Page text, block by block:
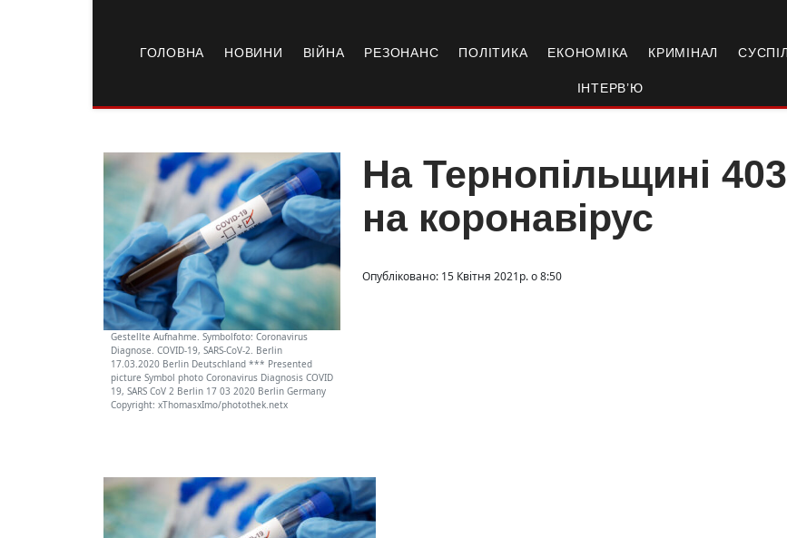
ГОЛОВНА НОВИНИ ВІЙНА РЕЗОНАНС ПОЛІТИКА ЕКОНОМІКА КРИМІНАЛ
ІНТЕРВ’Ю
Gestellte Aufnahme. Symbolfoto: Coronavirus
Diagnose. COVID-19, SARS-CoV-2. Berlin
17.03.2020 Berlin Deutschland *** Presented
picture Symbol photo Coronavirus Diagnosis COVID
19, SARS CoV 2 Berlin 17 03 2020 Berlin Germany
Copyright: xThomasxImo/photothek.netx
На Тернопільщині
на коронавірус
Опубліковано: 15 Квітня 2021р. о 8:50